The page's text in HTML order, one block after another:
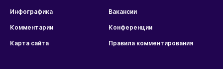
Инфографика Вакансии
Комментарии Конференции
Карта сайта Правила комментирования